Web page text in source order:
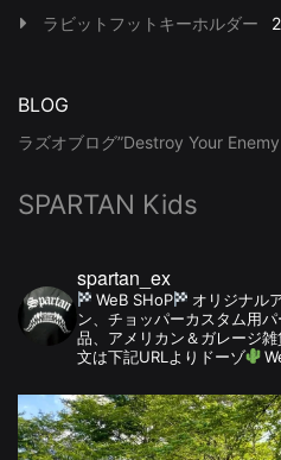
ラビットフットキーホルダー
BLOG
ラズオブログ”Destroy Your Enemy
SPARTAN Kids
spartan_ex
WeB SHoP
オリジナル
ン、チョッパーカスタム用
品、アメリカン＆ガレージ
文は下記URLよりドーゾ